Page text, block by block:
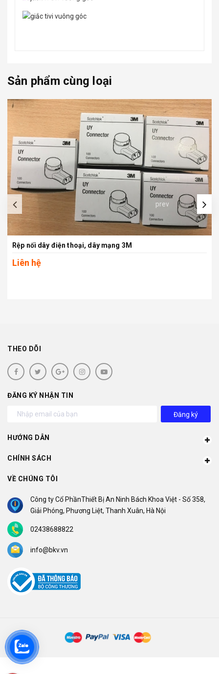
Sản phẩm cùng loại
Rệp nối dây điện thoại, dây mạng 3M
Liên hệ
prev
THEO DÕI
ĐĂNG KÝ NHẬN TIN
Đăng ký
HƯỚNG DẪN
CHÍNH SÁCH
VỀ CHÚNG TÔI
Công ty Cổ PhầnThiết Bị An Ninh Bách Khoa Việt - Số 358,
Giải Phóng, Phương Liệt, Thanh Xuân, Hà Nội
02438688822
info@bkv.vn